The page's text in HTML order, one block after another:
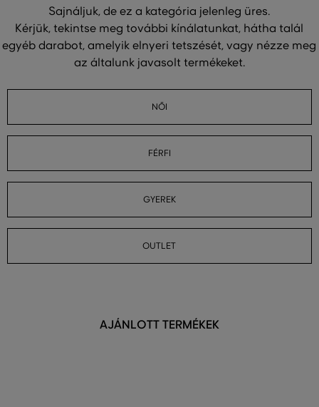
Sajnáljuk, de ez a kategória jelenleg üres.
Kérjük, tekintse meg további kínálatunkat, hátha talál
egyéb darabot, amelyik elnyeri tetszését, vagy nézze meg
az általunk javasolt termékeket.
NŐI
FÉRFI
GYEREK
OUTLET
AJÁNLOTT TERMÉKEK